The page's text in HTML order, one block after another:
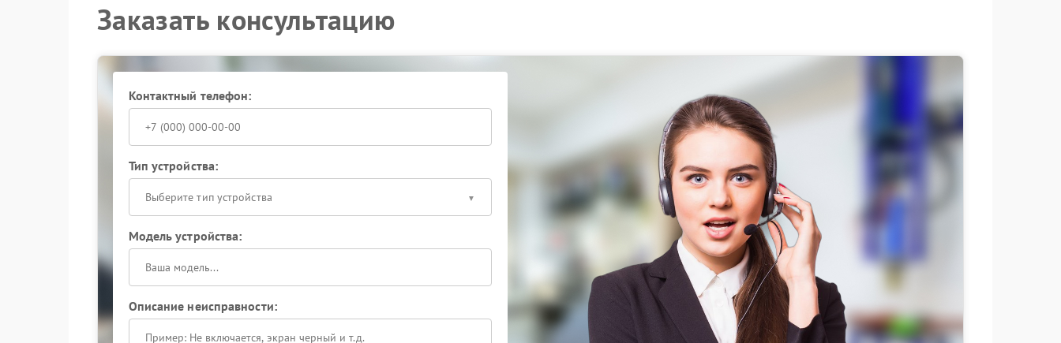
Заказать консультацию
Контактный телефон:
Тип устройства:
Выберите тип устройства
Модель устройства:
Описание неисправности: